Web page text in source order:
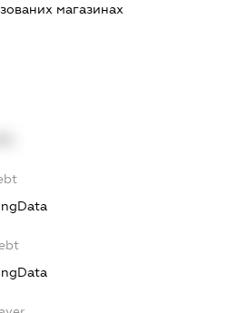
магазинах